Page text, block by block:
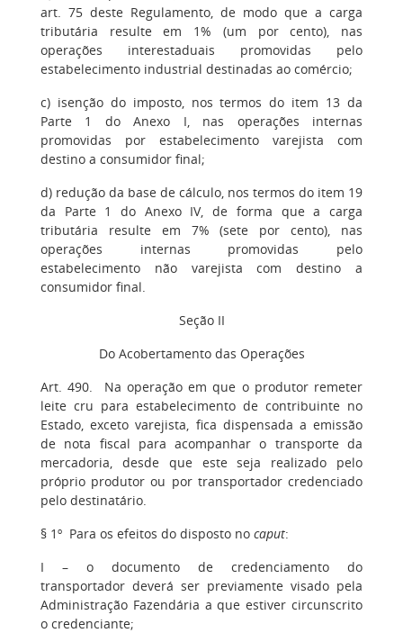
art. 75 deste Regulamento, de modo que a carga
tributária resulte em 1% (um por cento), nas
operações interestaduais promovidas pelo
estabelecimento industrial destinadas ao comércio;
c) isenção do imposto, nos termos do item 13 da
Parte 1 do Anexo I, nas operações internas
promovidas por estabelecimento varejista com
destino a consumidor final;
d) redução da base de cálculo, nos termos do item 19
da Parte 1 do Anexo IV, de forma que a carga
tributária resulte em 7% (sete por cento), nas
operações internas promovidas pelo
estabelecimento não varejista com destino a
consumidor final.
Seção II
Do Acobertamento das Operações
Art. 490. Na operação em que o produtor remeter
leite cru para estabelecimento de contribuinte no
Estado, exceto varejista, fica dispensada a emissão
de nota fiscal para acompanhar o transporte da
mercadoria, desde que este seja realizado pelo
próprio produtor ou por transportador credenciado
pelo destinatário.
§ 1º Para os efeitos do disposto no caput:
I – o documento de credenciamento do
transportador deverá ser previamente visado pela
Administração Fazendária a que estiver circunscrito
o credenciante;